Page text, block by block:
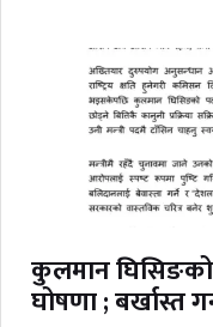
कुलमान घिसिङको
घोषणा ; बर्खास्त